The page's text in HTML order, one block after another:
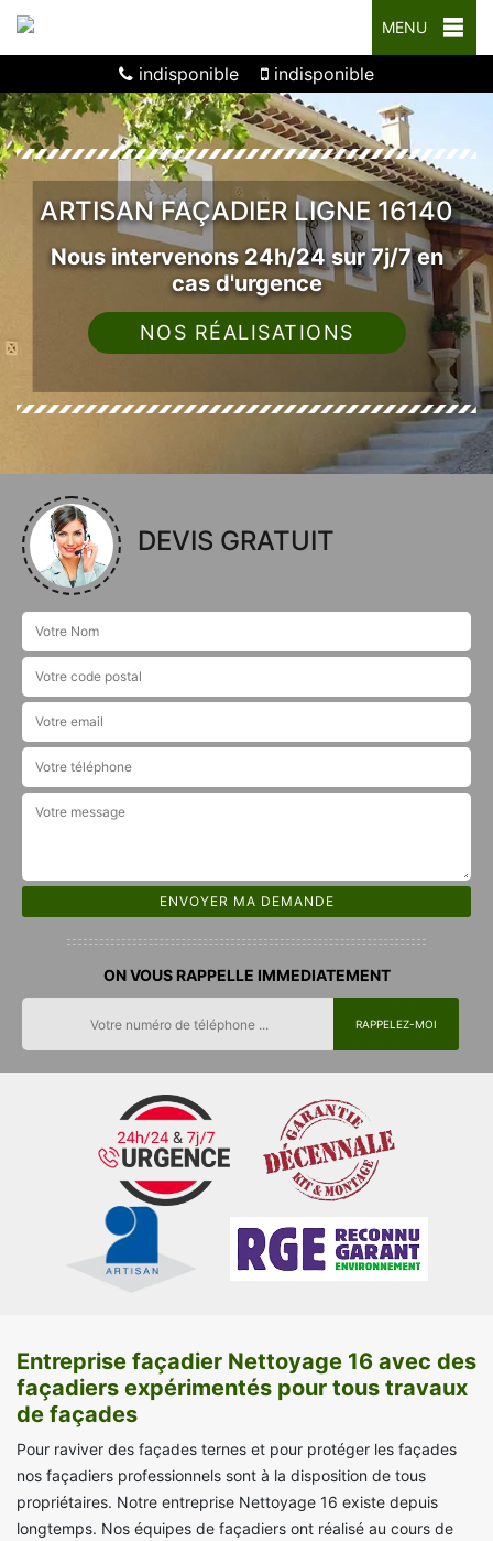
MENU
indisponible indisponible
ARTISAN FAÇADIER LIGNE 16140
Nous intervenons 24h/24 sur 7j/7 en
cas d'urgence
NOS RÉALISATIONS
DEVIS GRATUIT
ON VOUS RAPPELLE IMMEDIATEMENT
Entreprise façadier Nettoyage 16 avec des
façadiers expérimentés pour tous travaux
de façades
Pour raviver des façades ternes et pour protéger les façades
nos façadiers professionnels sont à la disposition de tous
propriétaires. Notre entreprise Nettoyage 16 existe depuis
longtemps. Nos équipes de façadiers ont réalisé au cours de